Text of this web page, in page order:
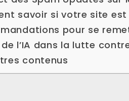
savoir si votre site
pour se
de l’IA dans la lutte
contenus